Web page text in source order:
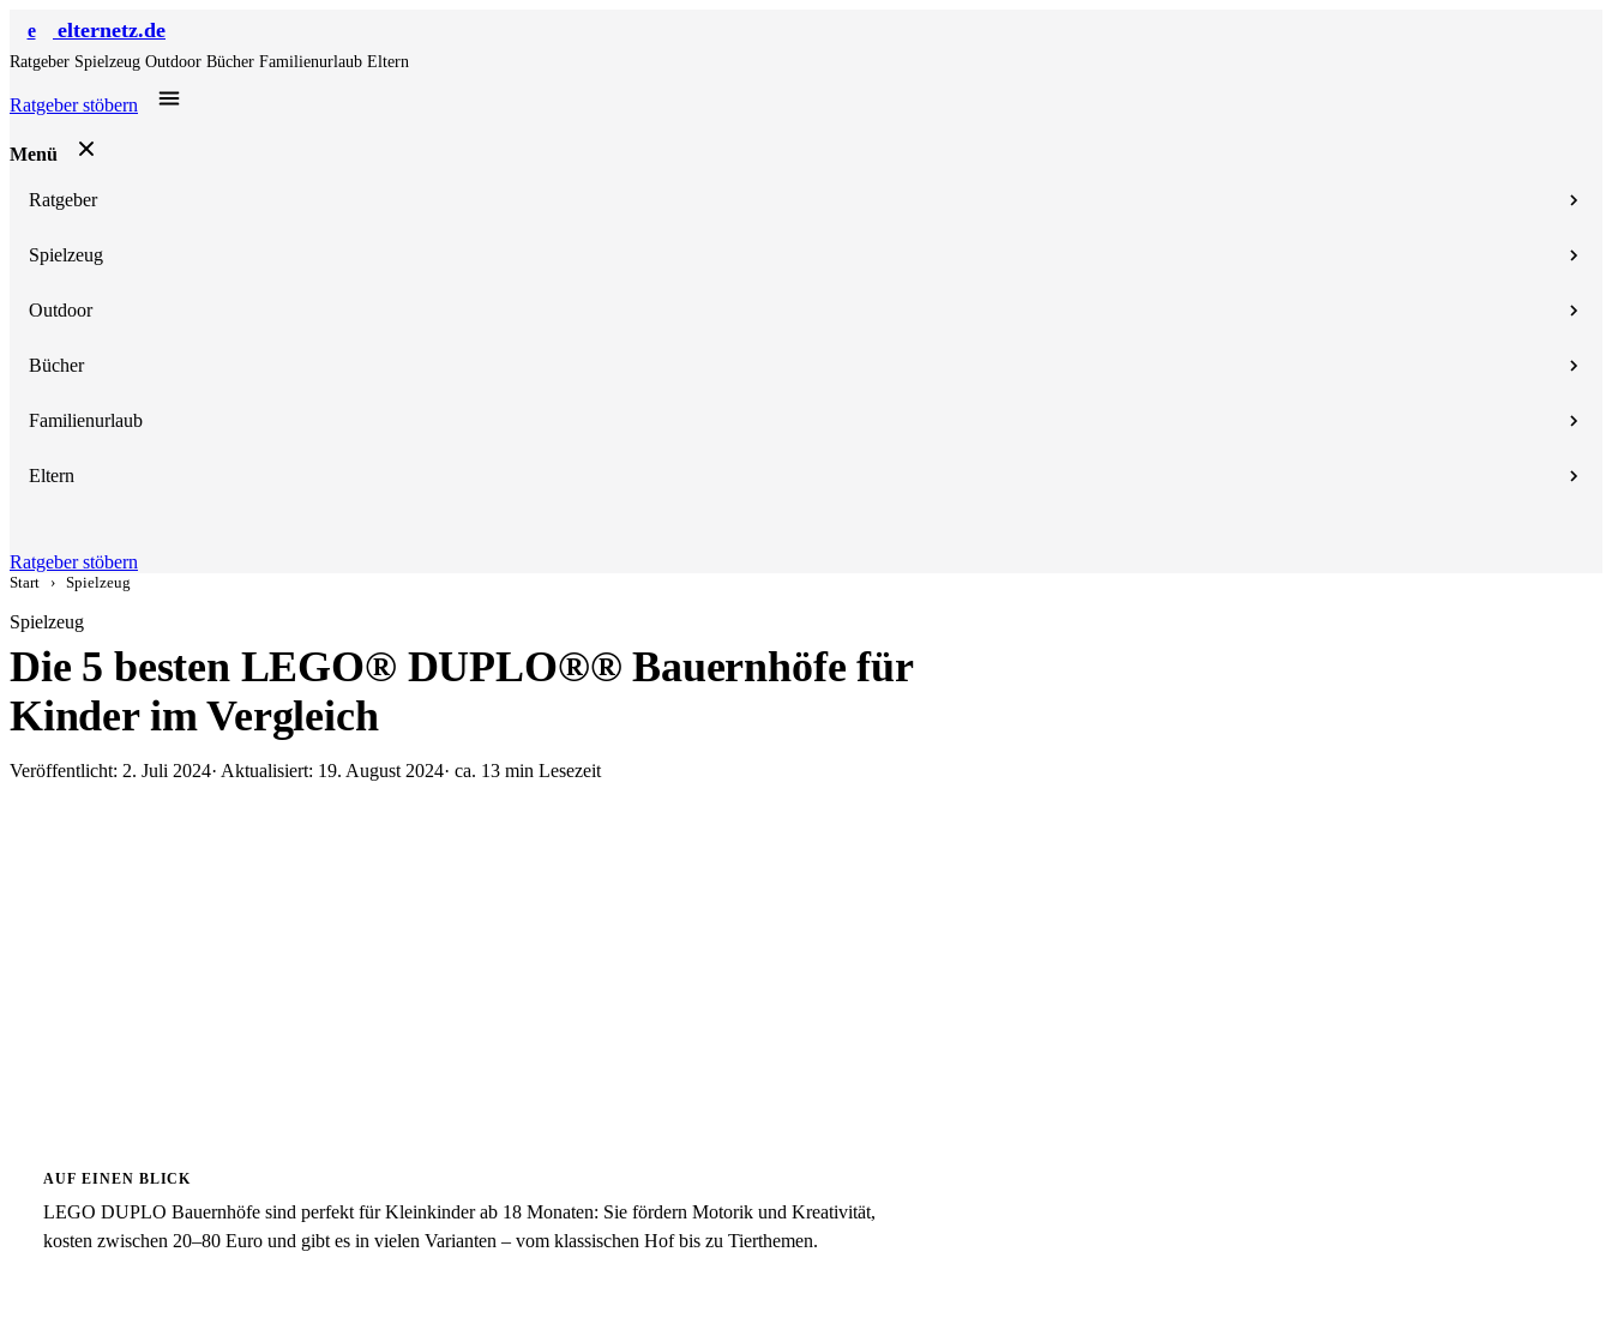
e elternetz.de
Ratgeber Spielzeug Outdoor Bücher Familienurlaub Eltern
Ratgeber stöbern
Menü
Ratgeber
Spielzeug
Outdoor
Bücher
Familienurlaub
Eltern
Ratgeber stöbern
Start › Spielzeug
Spielzeug
Die 5 besten LEGO® DUPLO®® Bauernhöfe für
Kinder im Vergleich
Veröffentlicht: 2. Juli 2024· Aktualisiert: 19. August 2024· ca. 13 min Lesezeit
AUF EINEN BLICK
LEGO DUPLO Bauernhöfe sind perfekt für Kleinkinder ab 18 Monaten: Sie fördern Motorik und Kreativität,
kosten zwischen 20–80 Euro und gibt es in vielen Varianten – vom klassischen Hof bis zu Tierthemen.